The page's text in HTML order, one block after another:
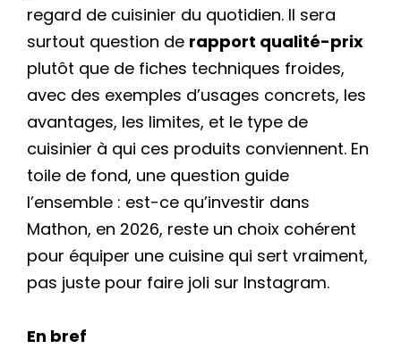
regard de cuisinier du quotidien. Il sera
surtout question de rapport qualité-prix
plutôt que de fiches techniques froides,
avec des exemples d’usages concrets, les
avantages, les limites, et le type de
cuisinier à qui ces produits conviennent. En
toile de fond, une question guide
l’ensemble : est-ce qu’investir dans
Mathon, en 2026, reste un choix cohérent
pour équiper une cuisine qui sert vraiment,
pas juste pour faire joli sur Instagram.
En bref